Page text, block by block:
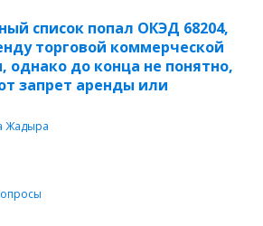
список попал ОКЭД 68204,
торговой коммерческой
однако до конца не понятно,
запрет аренды или
Жадыра